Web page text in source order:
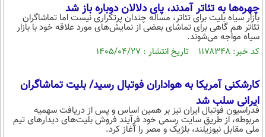
محیط زیست
سفر و تفریح
علمی
گوناگون
مجله تصویری سلاح
ورزش
سرگرمی
عصر ایران 2
خواندنی ها و دیدنی ها
پیامک
آموزش زبان
چهره‌ها به تئاتر آمدند، پای دلالان دوباره باز شد
بازار سیاه بلیت برای تئاتر، مساله چندان پرتکراری نیست اما تماشاگران
تئاتر هم گاهی برای تماشای بعضی از نمایش‌های مورد علاقه خود با بازار
سیاه مواجه می‌شوند.
کد خبر: ۱۱۷۸۳۴۸ تاریخ انتشار : ۱۴۰۵/۰۴/۲۷
کارشکنی آمریکا به هواداران فوتبال رسید/ بلیت تماشاگران
ایرانی سلب شد
فدراسیون فوتبال ایران نیز بر همین اساس و پس از دریافت سهمیه
مربوطه، از طریق سایت رسمی خود فرآیند فروش بلیت‌های دیدارهای تیم
ملی مقابل نیوزیلند، بلژیک و مصر را آغاز کرد.